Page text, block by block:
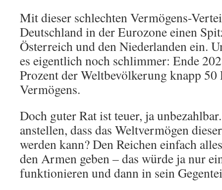
Mit dieser schlechten Vermögens-
Deutschland in der Eurozone einen
Österreich und den Niederlanden ein.
es eigentlich noch schlimmer: Ende
Prozent der Weltbevölkerung knapp 50
Vermögens.
Doch guter Rat ist teuer, ja
anstellen, dass das Weltvermögen
werden kann? Den Reichen einfach
den Armen geben – das würde ja nur
funktionieren und dann in sein